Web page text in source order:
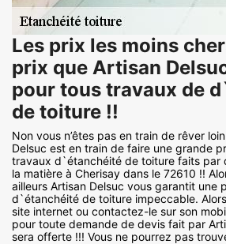
Les prix les moins
prix que Artisan
pour tous travaux de
de toiture !!
Non vous n’êtes pas en train de rêver
Delsuc est en train de faire une grande
travaux d`étanchéité de toiture faits par
la matière à Cherisay dans le 72610 !!
ailleurs Artisan Delsuc vous garantit une
d`étanchéité de toiture impeccable.
site internet ou contactez-le sur son
pour toute demande de devis fait par
sera offerte !!! Vous ne pourrez pas